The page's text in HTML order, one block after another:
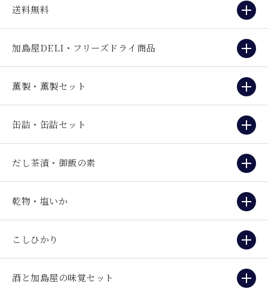
送料無料
加島屋DELI・フリーズドライ商品
薫製・薫製セット
缶詰・缶詰セット
だし茶漬・御飯の素
乾物・塩いか
こしひかり
酒と加島屋の味覚セット